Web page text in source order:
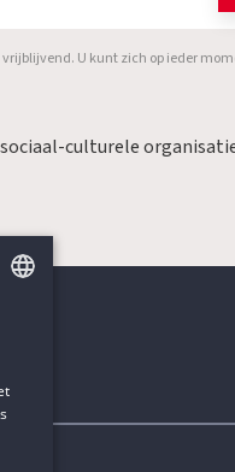
U kunt zich op ieder
culturele